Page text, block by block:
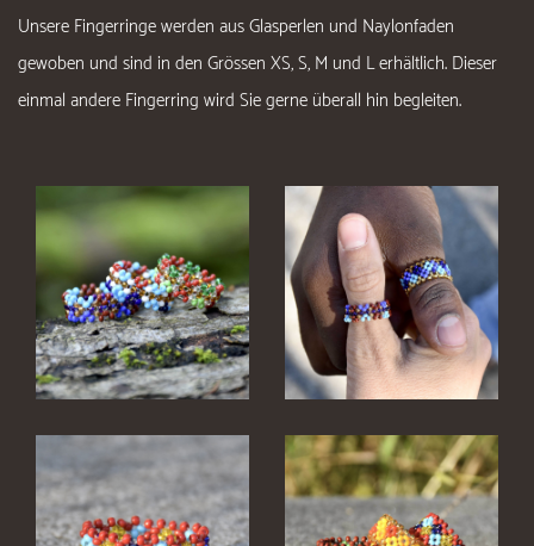
Unsere Fingerringe werden aus Glasperlen und Naylonfaden
gewoben und sind in den Grössen XS, S, M und L erhältlich. Dieser
einmal andere Fingerring wird Sie gerne überall hin begleiten.